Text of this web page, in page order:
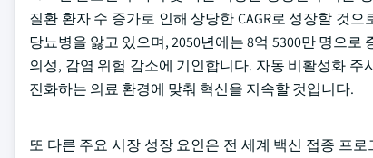
질환 환자 수 증가로 인해 상당한 CAGR로 성장할 것
당뇨병을 앓고 있으며, 2050년에는 8억 5300만 명으로
의성, 감염 위험 감소에 기인합니다. 자동 비활성화
진화하는 의료 환경에 맞춰 혁신을 지속할 것입니다.
또 다른 주요 시장 성장 요인은 전 세계 백신 접종 프